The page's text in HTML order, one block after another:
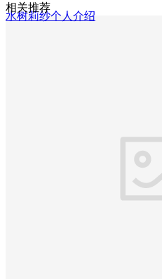
水树莉纱个人介绍
相关推荐